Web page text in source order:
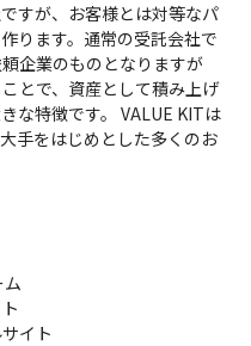
すが、お客様とは対等なパ
ります。通常の受託会社で
企業のものとなりますが
とで、資産として積み上げ
な特徴です。 VALUE KITは
手をはじめとした多くのお
ム
イト